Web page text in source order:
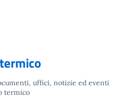
uffici, notizie ed eventi
termico